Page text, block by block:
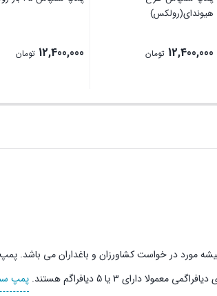
هیوندای(رولکس)
12,400,000 تومان
بستن
12,400,000 تومان
بستن
در خواست کشاورزان و باغداران می باشد.
پمپ